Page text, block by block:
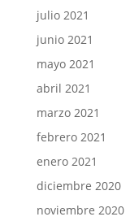
julio 2021
junio 2021
mayo 2021
abril 2021
marzo 2021
febrero 2021
enero 2021
diciembre 2020
noviembre 2020